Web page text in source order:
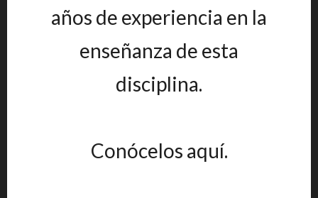
años de experiencia en la
enseñanza de esta
disciplina.
Conócelos aquí.